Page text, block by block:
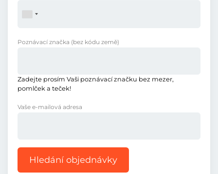
Poznávací značka (bez kódu země)
Zadejte prosím Vaši poznávací značku bez mezer,
pomlček a teček!
Vaše e-mailová adresa
Hledání objednávky